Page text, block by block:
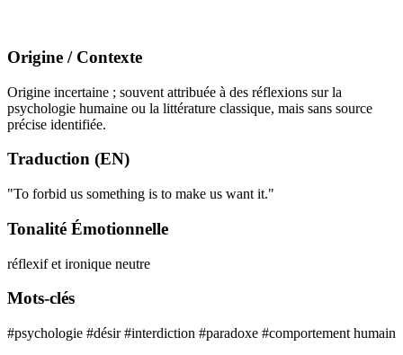
Origine / Contexte
Origine incertaine ; souvent attribuée à des réflexions sur la
psychologie humaine ou la littérature classique, mais sans source
précise identifiée.
Traduction (EN)
"To forbid us something is to make us want it."
Tonalité Émotionnelle
réflexif et ironique neutre
Mots-clés
#psychologie #désir#interdiction #paradoxe #comportement humain